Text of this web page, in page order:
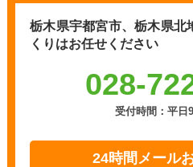
栃木県宇都宮市、栃木県北
くりはお任せください
028-
受付時間：平日
24時間メール